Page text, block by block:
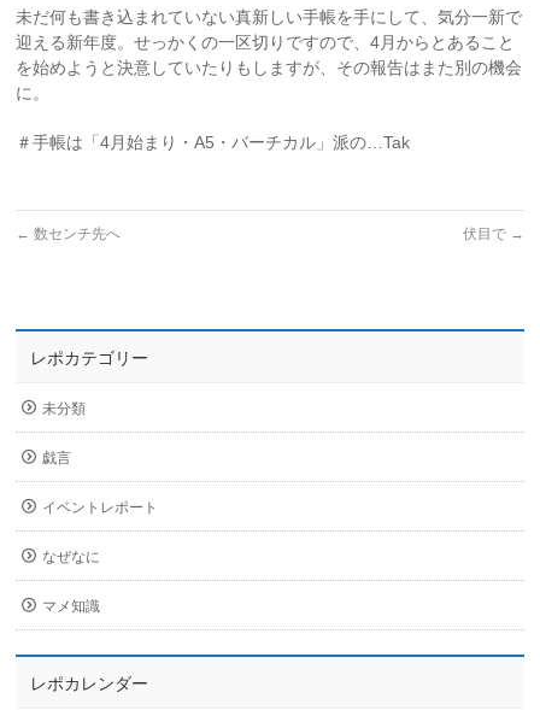
未だ何も書き込まれていない真新しい手帳を手にして、気分一新で
迎える新年度。せっかくの一区切りですので、4月からとあること
を始めようと決意していたりもしますが、その報告はまた別の機会
に。
＃手帳は「4月始まり・A5・バーチカル」派の…Tak
← 数センチ先へ 伏目で →
レポカテゴリー
未分類
戯言
イベントレポート
なぜなに
マメ知識
レポカレンダー